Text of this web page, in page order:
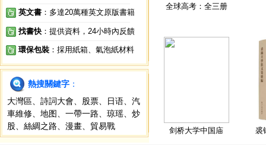
英文書 ：多達20萬種英文原版書籍
找書快 ：提供資料，24小時內反饋
環保包裝 ：採用紙箱、氣泡紙材料
熱搜關鍵字 ：
大灣區
詩詞大會 股票 日语
汽
車維修
地图 一帶一路 琼瑶
炒
股
絲綢之路 漫畫 貿易戰
全球高考：全三册
剑桥大学中国庙 裘